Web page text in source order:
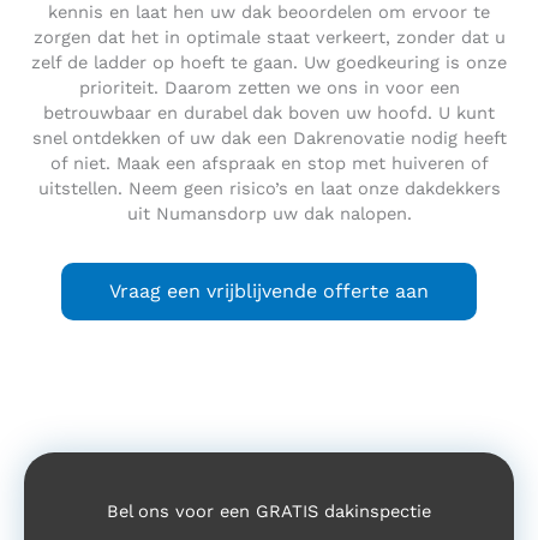
kennis en laat hen uw dak beoordelen om ervoor te
zorgen dat het in optimale staat verkeert, zonder dat u
zelf de ladder op hoeft te gaan. Uw goedkeuring is onze
prioriteit. Daarom zetten we ons in voor een
betrouwbaar en durabel dak boven uw hoofd. U kunt
snel ontdekken of uw dak een Dakrenovatie nodig heeft
of niet. Maak een afspraak en stop met huiveren of
uitstellen. Neem geen risico’s en laat onze dakdekkers
uit Numansdorp uw dak nalopen.
Vraag een vrijblijvende offerte aan
Bel ons voor een GRATIS dakinspectie